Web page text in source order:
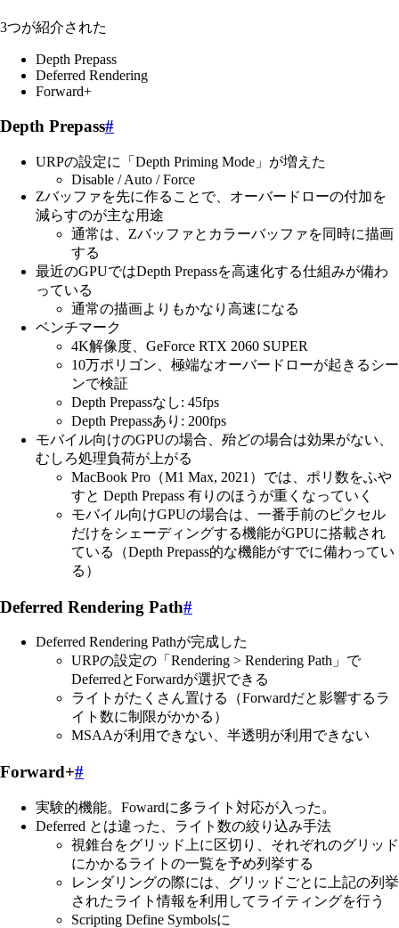
3つが紹介された
Depth Prepass
Deferred Rendering
Forward+
Depth Prepass#
URPの設定に「Depth Priming Mode」が増えた
Disable / Auto / Force
Zバッファを先に作ることで、オーバードローの付加を
減らすのが主な用途
通常は、Zバッファとカラーバッファを同時に描画
する
最近のGPUではDepth Prepassを高速化する仕組みが備わ
っている
通常の描画よりもかなり高速になる
ベンチマーク
4K解像度、GeForce RTX 2060 SUPER
10万ポリゴン、極端なオーバードローが起きるシー
ンで検証
Depth Prepassなし: 45fps
Depth Prepassあり: 200fps
モバイル向けのGPUの場合、殆どの場合は効果がない、
むしろ処理負荷が上がる
MacBook Pro（M1 Max, 2021）では、ポリ数をふや
すと Depth Prepass 有りのほうが重くなっていく
モバイル向けGPUの場合は、一番手前のピクセル
だけをシェーディングする機能がGPUに搭載され
ている（Depth Prepass的な機能がすでに備わってい
る）
Deferred Rendering Path#
Deferred Rendering Pathが完成した
URPの設定の「Rendering > Rendering Path」で
DeferredとForwardが選択できる
ライトがたくさん置ける（Forwardだと影響するラ
イト数に制限がかかる）
MSAAが利用できない、半透明が利用できない
Forward+#
実験的機能。Fowardに多ライト対応が入った。
Deferred とは違った、ライト数の絞り込み手法
視錐台をグリッド上に区切り、それぞれのグリッド
にかかるライトの一覧を予め列挙する
レンダリングの際には、グリッドごとに上記の列挙
されたライト情報を利用してライティングを行う
Scripting Define Symbolsに